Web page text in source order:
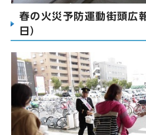
春の火災予防運動街頭広
日）